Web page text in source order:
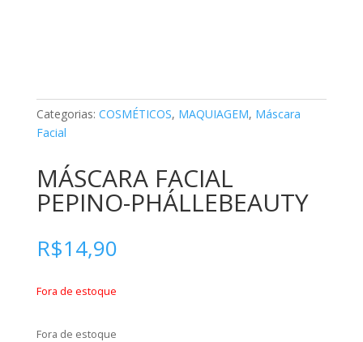
Categorias: COSMÉTICOS, MAQUIAGEM, Máscara
Facial
MÁSCARA FACIAL
PEPINO-PHÁLLEBEAUTY
R$14,90
Fora de estoque
Fora de estoque